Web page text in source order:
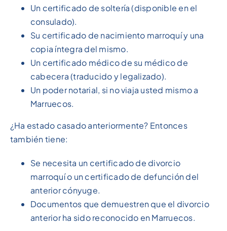
Un certificado de soltería (disponible en el
consulado).
Su certificado de nacimiento marroquí y una
copia íntegra del mismo.
Un certificado médico de su médico de
cabecera (traducido y legalizado).
Un poder notarial, si no viaja usted mismo a
Marruecos.
¿Ha estado casado anteriormente? Entonces
también tiene:
Se necesita un certificado de divorcio
marroquí o un certificado de defunción del
anterior cónyuge.
Documentos que demuestren que el divorcio
anterior ha sido reconocido en Marruecos.